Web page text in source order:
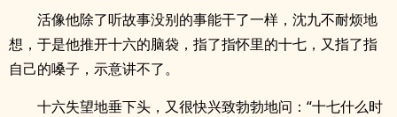
活像他除了听故事没别的事能干了一样，沈九不耐烦地
想，于是他推开十六的脑袋，指了指怀里的十七，又指了指
自己的嗓子，示意讲不了。
十六失望地垂下头，又很快兴致勃勃地问：“十七什么时